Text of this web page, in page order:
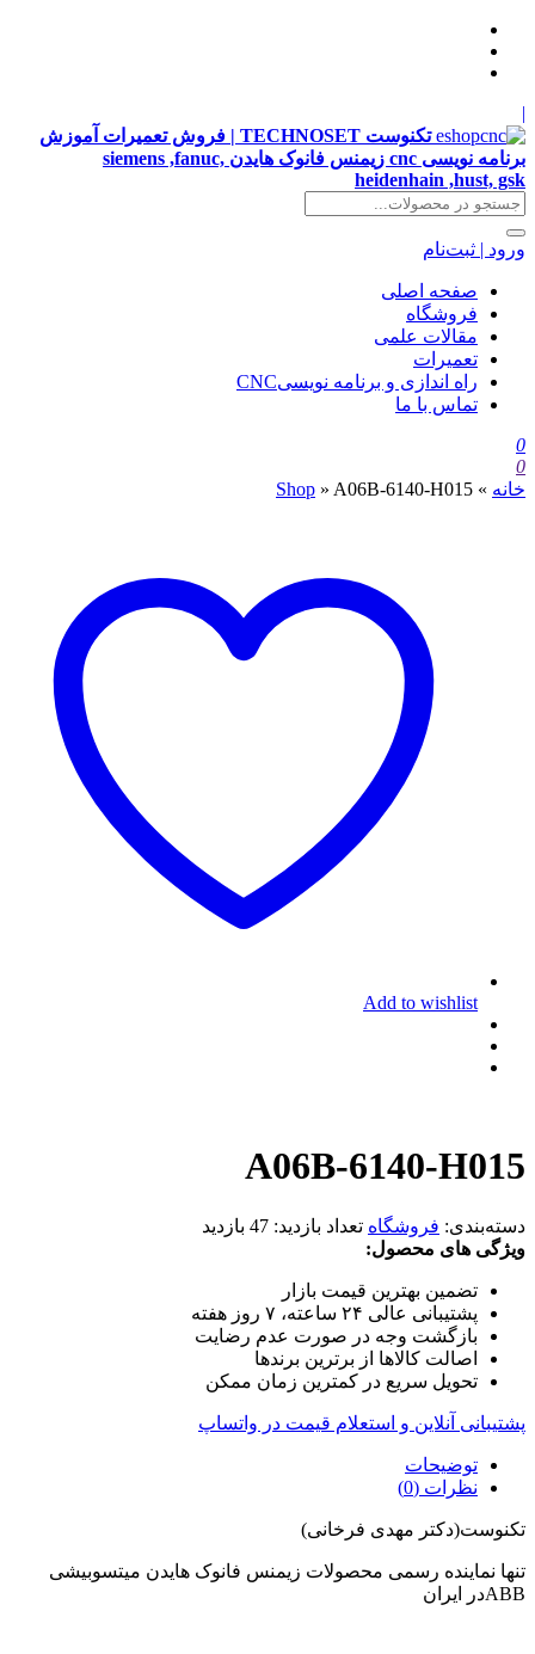
|
تکنوست TECHNOSET | فروش تعمیرات آموزش
برنامه نویسی cnc زیمنس فانوک هایدن siemens ,fanuc,
heidenhain ,hust, gsk
ورود | ثبت‌نام
صفحه اصلی
فروشگاه
مقالات علمی
تعمیرات
راه اندازی و برنامه نویسیCNC
تماس با ما
0
0
خانه »
Shop » A06B-6140-H015
Add to wishlist
A06B-6140-H015
دسته‌بندی: فروشگاه تعداد بازدید: 47 بازدید
ویژگی های محصول:
تضمین بهترین قیمت بازار
پشتیبانی عالی ۲۴ ساعته، ۷ روز هفته
بازگشت وجه در صورت عدم رضایت
اصالت کالاها از برترین برندها
تحویل سریع در کمترین زمان ممکن
پشتیبانی آنلاین و استعلام قیمت در واتساپ
توضیحات
نظرات (0)
تکنوست(دکتر مهدی فرخانی)
تنها نماینده رسمی محصولات زیمنس فانوک هایدن میتسوبیشی
ABBدر ایران